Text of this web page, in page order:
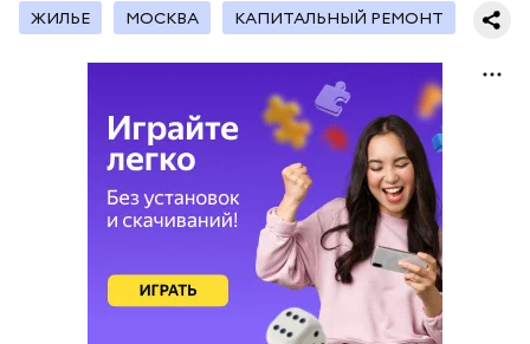
ЖИЛЬЕ МОСКВА КАПИТАЛЬНЫЙ РЕМОНТ
«Кинематографическая лужа»:
булгаковед — о новой
экранизации «Мастера и
Маргариты»
Метароман не для всех: чем
удивит новая экранизация
«Мастера и Маргариты»